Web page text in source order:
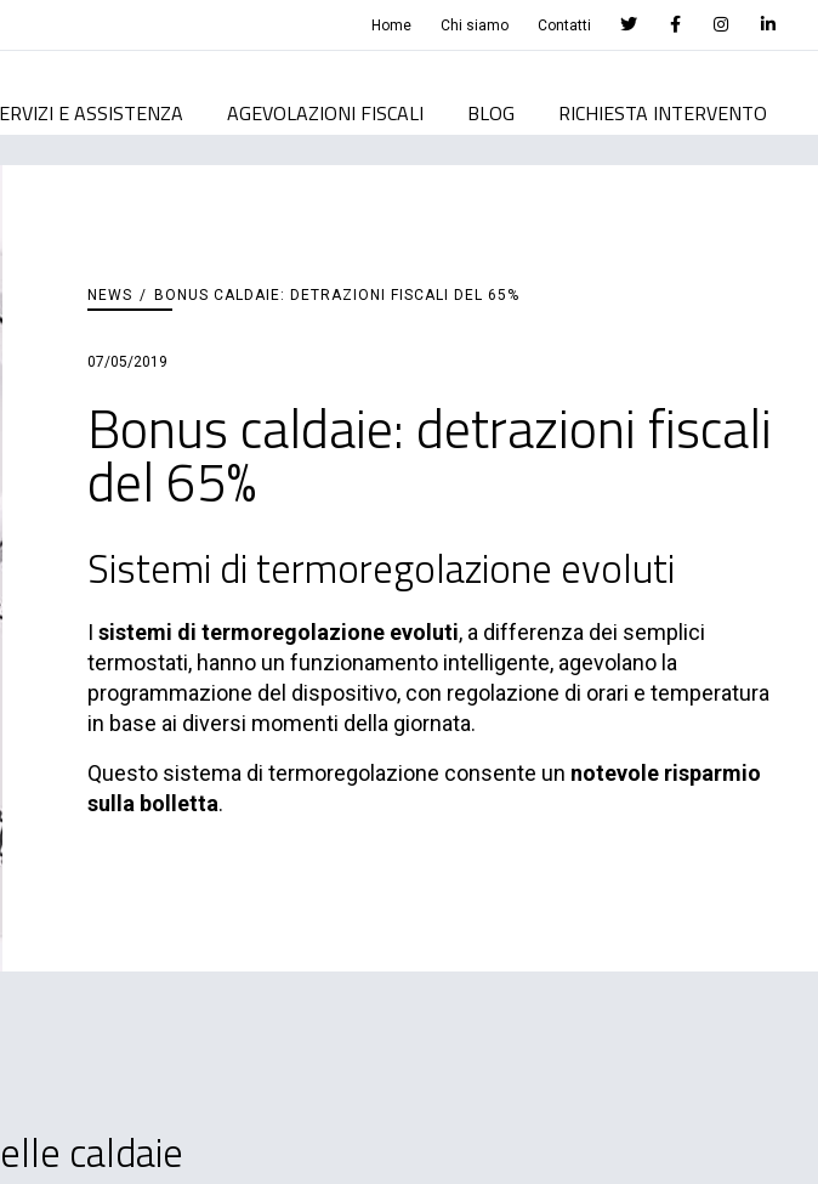
Home Chi siamo Contatti
E ASSISTENZA AGEVOLAZIONI FISCALI BLOG RICHIESTA INTERVENTO
NEWS / BONUS CALDAIE: DETRAZIONI FISCALI DEL 65%
07/05/2019
Bonus caldaie: detrazioni fiscali
del 65%
Sistemi di termoregolazione evoluti
I sistemi di termoregolazione evoluti, a differenza dei semplici
termostati, hanno un funzionamento intelligente, agevolano la
programmazione del dispositivo, con regolazione di orari e temperatura
in base ai diversi momenti della giornata.
Questo sistema di termoregolazione consente un notevole risparmio
sulla bolletta.
caldaie